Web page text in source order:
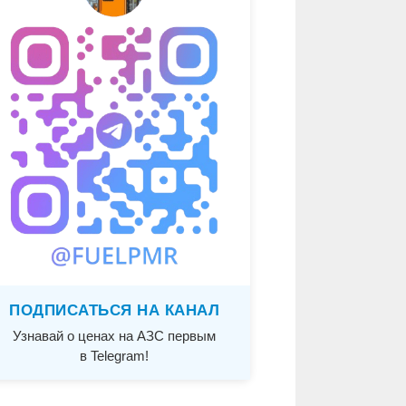
ПОДПИСАТЬСЯ НА КАНАЛ
Узнавай о ценах на АЗС первым
в Telegram!